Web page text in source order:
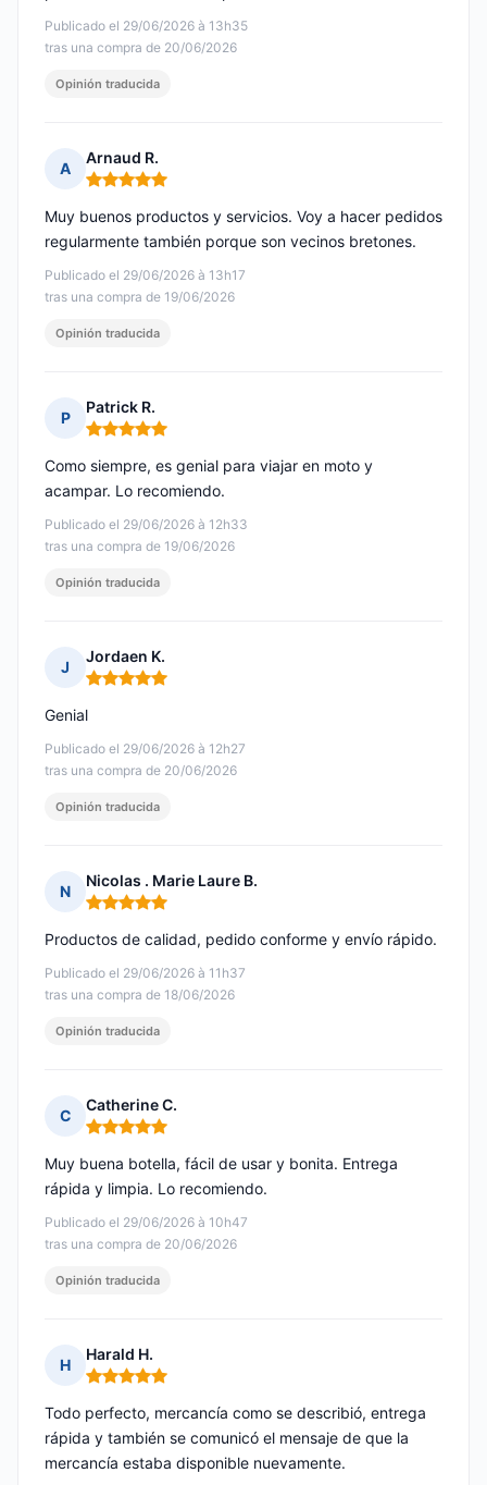
Publicado el 29/06/2026 à 13h35
tras una compra de 20/06/2026
Opinión traducida
A
Arnaud R.
Nota: 5 de 5
Publicado el 29/06/2026 à 13h17
tras una compra de 19/06/2026
Muy buenos productos y servicios. Voy a hacer pedidos
regularmente también porque son vecinos bretones.
Opinión traducida
P
Patrick R.
Nota: 5 de 5
Publicado el 29/06/2026 à 12h33
tras una compra de 19/06/2026
Como siempre, es genial para viajar en moto y
acampar. Lo recomiendo.
Opinión traducida
J
Jordaen K.
Nota: 5 de 5
Publicado el 29/06/2026 à 12h27
tras una compra de 20/06/2026
Genial
Opinión traducida
N
Nicolas . Marie Laure B.
Nota: 5 de 5
Publicado el 29/06/2026 à 11h37
tras una compra de 18/06/2026
Productos de calidad, pedido conforme y envío rápido.
Opinión traducida
C
Catherine C.
Nota: 5 de 5
Publicado el 29/06/2026 à 10h47
tras una compra de 20/06/2026
Muy buena botella, fácil de usar y bonita. Entrega
rápida y limpia. Lo recomiendo.
Opinión traducida
H
Harald H.
Nota: 5 de 5
Todo perfecto, mercancía como se describió, entrega
rápida y también se comunicó el mensaje de que la
mercancía estaba disponible nuevamente.